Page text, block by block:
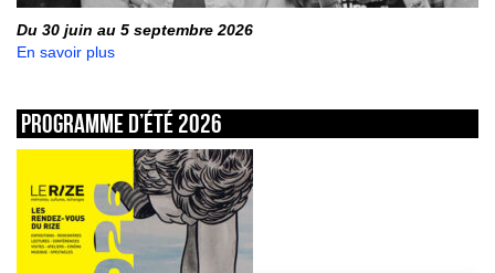
Du 30 juin au 5 septembre 2026
En savoir plus
Programme d’été 2026